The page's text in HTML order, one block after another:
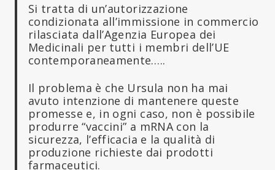
Si tratta di un’autorizzazione
condizionata all’immissione in commercio
rilasciata dall’Agenzia Europea dei
Medicinali per tutti i membri dell’UE
contemporaneamente…..
Il problema è che Ursula non ha mai
avuto intenzione di mantenere queste
promesse e, in ogni caso, non è possibile
produrre “vaccini” a mRNA con la
sicurezza, l’efficacia e la qualità di
produzione richieste dai prodotti
farmaceutici.